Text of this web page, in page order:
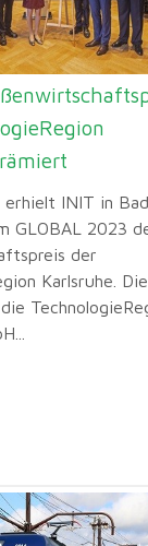
erhielt INIT in
GLOBAL 2023
der
Karlsruhe.